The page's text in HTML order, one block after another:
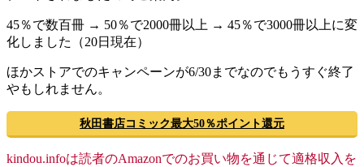
45％で数百冊 → 50％で2000冊以上 → 45％で3000冊以上に変
化しました（20日現在）
ほかストアでのキャンペーンが6/30までなのでもうすぐ終了
やもしれません。
秋田書店コミック最大50％ポイント還元
kindou.infoは読者のAmazonでのお買い物を通じて適格収入を